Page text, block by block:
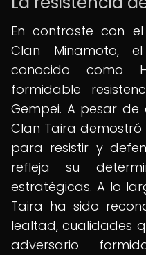
En contraste con
Clan Minamoto,
conocido como
formidable
Gempei. A pesar
Clan Taira
para resistir y
refleja su
estratégicas. A lo
Taira ha sido
lealtad, cualidades
adversario